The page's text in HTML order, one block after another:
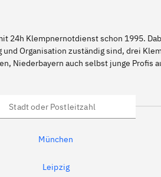
24h Klempnernotdienst schon 1995.
Organisation zuständig sind, drei
Niederbayern auch selbst junge Profis
München
Leipzig